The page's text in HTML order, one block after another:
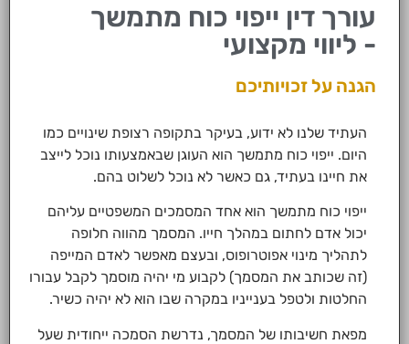
עורך דין ייפוי כוח מתמשך
- ליווי מקצועי
הגנה על זכויותיכם
העתיד שלנו לא ידוע, בעיקר בתקופה רצופת שינויים כמו
היום. ייפוי כוח מתמשך הוא העוגן שבאמצעותו נוכל לייצב
את חיינו בעתיד, גם כאשר לא נוכל לשלוט בהם.
ייפוי כוח מתמשך הוא אחד המסמכים המשפטיים עליהם
יכול אדם לחתום במהלך חייו. המסמך מהווה חלופה
לתהליך מינוי אפוטרופוס, ובעצם מאפשר לאדם המייפה
(זה שכותב את המסמך) לקבוע מי יהיה מוסמך לקבל עבורו
החלטות ולטפל בענייניו במקרה שבו הוא לא יהיה כשיר.
מפאת חשיבותו של המסמך, נדרשת הסמכה ייחודית שעל